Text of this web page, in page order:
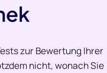
zur Bewertung Ihrer
nicht, wonach Sie